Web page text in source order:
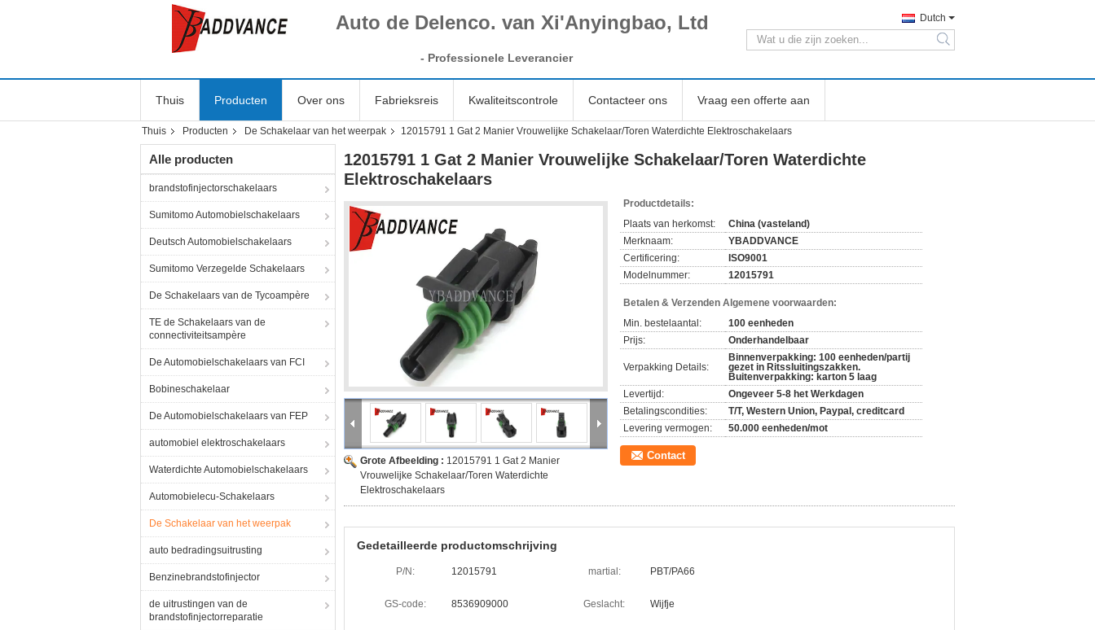
Auto de Delenco. van Xi'Anyingbao, Ltd
- Professionele Leverancier
Dutch
search
Thuis Producten Over ons Fabrieksreis Kwaliteitscontrole Contacteer ons Vraag een offerte aan
Thuis Producten De Schakelaar van het weerpak 12015791 1 Gat 2 Manier Vrouwelijke Schakelaar/Toren Waterdichte Elektroschakelaars
Alle producten
brandstofinjectorschakelaars
Sumitomo Automobielschakelaars
Deutsch Automobielschakelaars
Sumitomo Verzegelde Schakelaars
De Schakelaars van de Tycoampère
TE de Schakelaars van de
connectiviteitsampère
De Automobielschakelaars van FCI
Bobineschakelaar
De Automobielschakelaars van FEP
automobiel elektroschakelaars
Waterdichte Automobielschakelaars
Automobielecu-Schakelaars
De Schakelaar van het weerpak
auto bedradingsuitrusting
Benzinebrandstofinjector
de uitrustingen van de
brandstofinjectorreparatie
12015791 1 Gat 2 Manier Vrouwelijke Schakelaar/Toren Waterdichte
Elektroschakelaars
Grote Afbeelding : 12015791 1 Gat 2 Manier
Vrouwelijke Schakelaar/Toren Waterdichte
Elektroschakelaars
Productdetails:
Plaats van herkomst:
China (vasteland)
Merknaam:
YBADDVANCE
Certificering:
ISO9001
Modelnummer:
12015791
Betalen & Verzenden Algemene voorwaarden:
Min. bestelaantal:
100 eenheden
Prijs:
Onderhandelbaar
Verpakking Details:
Binnenverpakking: 100 eenheden/partij
gezet in Ritssluitingszakken.
Buitenverpakking: karton 5 laag
Levertijd:
Ongeveer 5-8 het Werkdagen
Betalingscondities:
T/T, Western Union, Paypal, creditcard
Levering vermogen:
50.000 eenheden/mot
Contact
Gedetailleerde productomschrijving
P/N: 12015791 martial: PBT/PA66
GS-code: 8536909000 Geslacht: Wijfje